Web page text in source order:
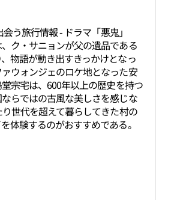
う旅行情報 - ドラマ「悪鬼」
ク・サニョンが父の遺品である
物語が動き出すきっかけとなっ
ウォンジェのロケ地となった安
宗宅は、600年以上の歴史を持つ
らではの古風な美しさを感じな
世代を超えて暮らしてきた村の
体験するのがおすすめである。